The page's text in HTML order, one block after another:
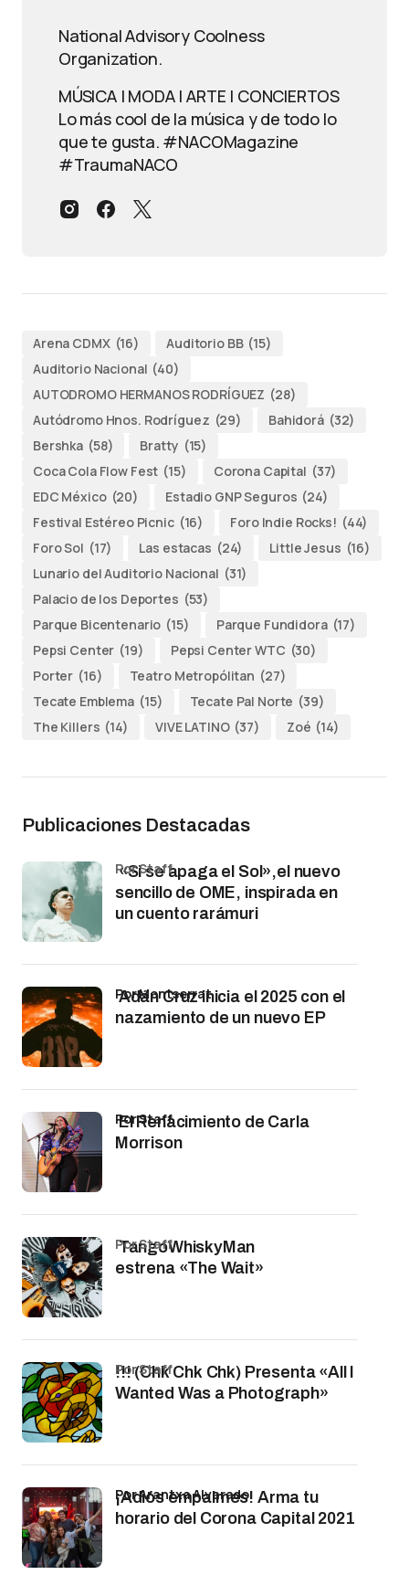
National Advisory Coolness
Organization.
MÚSICA | MODA | ARTE | CONCIERTOS
Lo más cool de la música y de todo lo
que te gusta. #NACOMagazine
#TraumaNACO
Arena CDMX (16) Auditorio BB (15)
Auditorio Nacional (40)
AUTODROMO HERMANOS RODRÍGUEZ (28)
Autódromo Hnos. Rodríguez (29) Bahidorá (32)
Bershka (58) Bratty (15)
Coca Cola Flow Fest (15) Corona Capital (37)
EDC México (20) Estadio GNP Seguros (24)
Festival Estéreo Picnic (16) Foro Indie Rocks! (44)
Foro Sol (17) Las estacas (24) Little Jesus (16)
Lunario del Auditorio Nacional (31)
Palacio de los Deportes (53)
Parque Bicentenario (15) Parque Fundidora (17)
Pepsi Center (19) Pepsi Center WTC (30)
Porter (16) Teatro Metropólitan (27)
Tecate Emblema (15) Tecate Pal Norte (39)
The Killers (14) VIVE LATINO (37) Zoé (14)
Publicaciones Destacadas
«Si se apaga el Sol»,el nuevo
sencillo de OME, inspirada en
un cuento rarámuri
por Staff
Adán Cruz inicia el 2025 con el
nazamiento de un nuevo EP
por Montserrat
El Renacimiento de Carla
Morrison
por Staff
TangoWhiskyMan
estrena «The Wait»
por Staff
!!! (Chk Chk Chk) Presenta «All I
Wanted Was a Photograph»
por Staff
¡Adiós empalmes! Arma tu
horario del Corona Capital 2021
por Arantxa Alvarado